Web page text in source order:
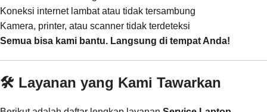
Koneksi internet lambat atau tidak tersambung
Kamera, printer, atau scanner tidak terdeteksi
Semua bisa kami bantu. Langsung di tempat Anda!
🛠️ Layanan yang Kami Tawarkan